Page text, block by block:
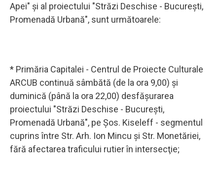
Apei" și al proiectului "Străzi Deschise - Bucureşti,
Promenadă Urbană", sunt următoarele:
* Primăria Capitalei - Centrul de Proiecte Culturale
ARCUB continuă sâmbătă (de la ora 9,00) şi
duminică (până la ora 22,00) desfăşurarea
proiectului "Străzi Deschise - Bucureşti,
Promenadă Urbană", pe Şos. Kiseleff - segmentul
cuprins între Str. Arh. Ion Mincu şi Str. Monetăriei,
fără afectarea traficului rutier în intersecţie;